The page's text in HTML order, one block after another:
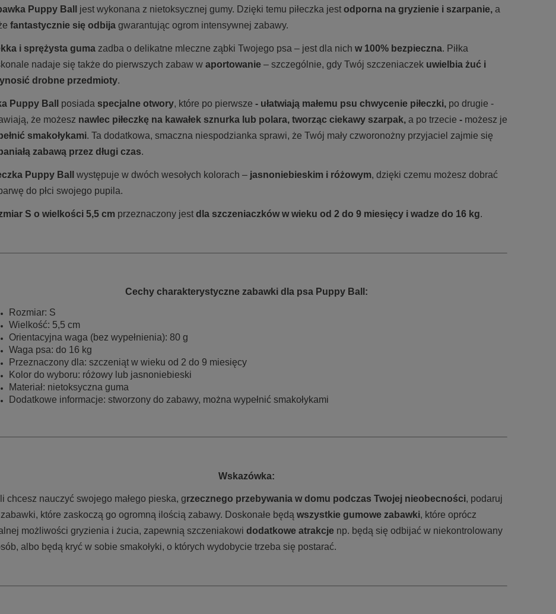
Puppy Ball jest wykonana z nietoksycznej gumy. Dzięki temu piłeczka jest odporna na gryzienie i szarpanie, a
fantastycznie się odbija gwarantując ogrom intensywnej zabawy.
i sprężysta guma zadba o delikatne mleczne ząbki Twojego psa – jest dla nich w 100% bezpieczna. Piłka
nadaje się także do pierwszych zabaw w aportowanie – szczególnie, gdy Twój szczeniaczek uwielbia żuć i
drobne przedmioty.
Puppy Ball posiada specjalne otwory, które po pierwsze - ułatwiają małemu psu chwycenie piłeczki, po drugie -
że możesz nawlec piłeczkę na kawałek sznurka lub polara, tworząc ciekawy szarpak, a po trzecie - możesz je
smakołykami. Ta dodatkowa, smaczna niespodzianka sprawi, że Twój mały czworonożny przyjaciel zajmie się
zabawą przez długi czas.
Puppy Ball występuje w dwóch wesołych kolorach – jasnoniebieskim i różowym, dzięki czemu możesz dobrać
do płci swojego pupila.
S o wielkości 5,5 cm przeznaczony jest dla szczeniaczków w wieku od 2 do 9 miesięcy i wadze do 16 kg.
Cechy charakterystyczne zabawki dla psa Puppy Ball:
Rozmiar: S
Wielkość: 5,5 cm
Orientacyjna waga (bez wypełnienia): 80 g
Waga psa: do 16 kg
Przeznaczony dla: szczeniąt w wieku od 2 do 9 miesięcy
Kolor do wyboru: różowy lub jasnoniebieski
Materiał: nietoksyczna guma
Dodatkowe informacje: stworzony do zabawy, można wypełnić smakołykami
Wskazówka:
chcesz nauczyć swojego małego pieska, grzecznego przebywania w domu podczas Twojej nieobecności, podaruj
które zaskoczą go ogromną ilością zabawy. Doskonałe będą wszystkie gumowe zabawki, które oprócz
możliwości gryzienia i żucia, zapewnią szczeniakowi dodatkowe atrakcje np. będą się odbijać w niekontrolowany
albo będą kryć w sobie smakołyki, o których wydobycie trzeba się postarać.